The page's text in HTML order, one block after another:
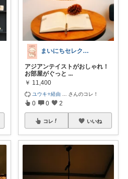
まいにちセレクトdays
アジアンテイストがおしゃれ！
お部屋がぐっと ...
￥ 11,400
ユウキ⭐️経由 さんのコレ！
0 0 2
コレ いいね